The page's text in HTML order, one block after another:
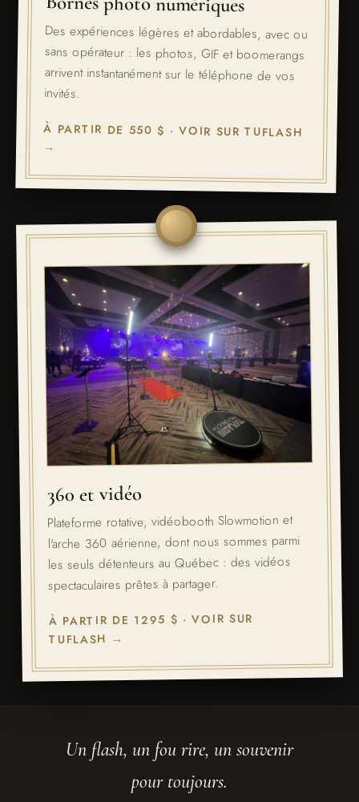
Des expériences légères et abordables, avec ou
sans opérateur : les photos, GIF et boomerangs
arrivent instantanément sur le téléphone de vos
invités.
À PARTIR DE 550 $ · VOIR SUR TUFLASH
→
360 et vidéo
Plateforme rotative, vidéobooth Slowmotion et
l'arche 360 aérienne, dont nous sommes parmi
les seuls détenteurs au Québec : des vidéos
spectaculaires prêtes à partager.
À PARTIR DE 1295 $ · VOIR SUR
TUFLASH →
Un flash, un fou rire, un souvenir
pour toujours.